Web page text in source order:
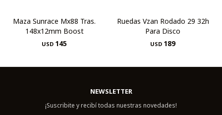
Maza Sunrace Mx88 Tras.
148x12mm Boost
USD 145
Ruedas Vzan Rodado 29 32h
Para Disco
USD 189
NEWSLETTER
¡Suscribite y recibí todas nuestras novedades!